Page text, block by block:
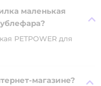
маленькая
PETPOWER для
магазине?